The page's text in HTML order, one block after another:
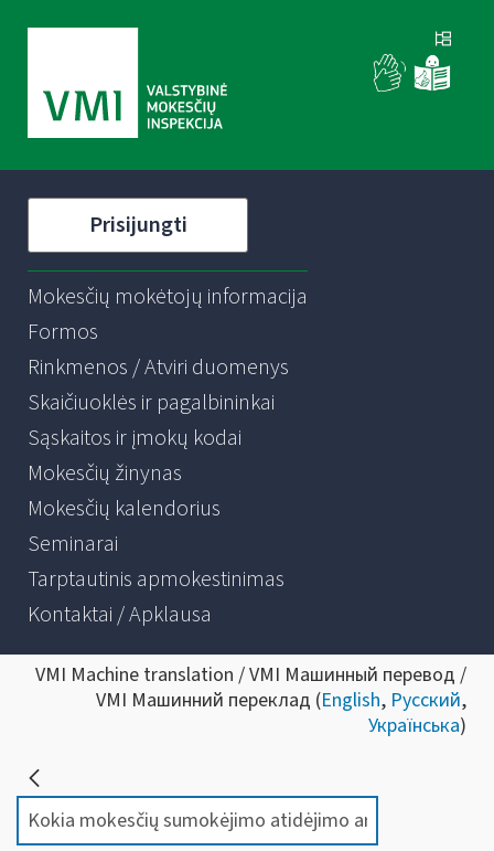
Prisijungti
Mokesčių mokėtojų informacija
Formos
Rinkmenos / Atviri duomenys
Skaičiuoklės ir pagalbininkai
Sąskaitos ir įmokų kodai
Mokesčių žinynas
Mokesčių kalendorius
Seminarai
Tarptautinis apmokestinimas
Kontaktai / Apklausa
VMI Machine translation / VMI Машинный перевод /
VMI Машинний переклад (English, Русский,
Українська)